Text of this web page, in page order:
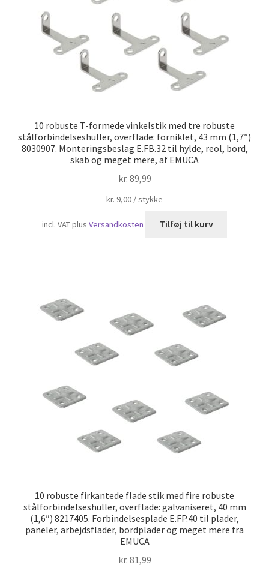
10 robuste T-formede vinkelstik med tre robuste
stålforbindelseshuller, overflade: forniklet, 43 mm (1,7″)
8030907. Monteringsbeslag E.FB.32 til hylde, reol, bord,
skab og meget mere, af EMUCA
kr. 89,99
kr. 9,00 /stykke
incl. VATplusVersandkosten Tilføj til kurv
10 robuste firkantede flade stik med fire robuste
stålforbindelseshuller, overflade: galvaniseret, 40 mm
(1,6″) 8217405. Forbindelsesplade E.FP.40 til plader,
paneler, arbejdsflader, bordplader og meget mere fra
EMUCA
kr. 81,99